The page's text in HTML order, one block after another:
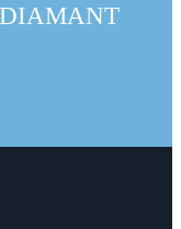
DIAMANT